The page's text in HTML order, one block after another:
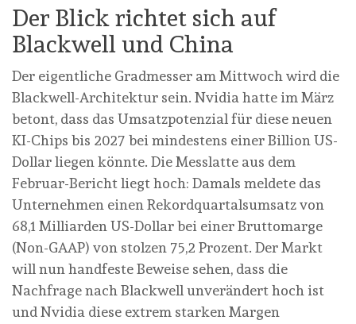
Der Blick richtet sich auf
Blackwell und China
Der eigentliche Gradmesser am Mittwoch wird die
Blackwell-Architektur sein. Nvidia hatte im März
betont, dass das Umsatzpotenzial für diese neuen
KI-Chips bis 2027 bei mindestens einer Billion US-
Dollar liegen könnte. Die Messlatte aus dem
Februar-Bericht liegt hoch: Damals meldete das
Unternehmen einen Rekordquartalsumsatz von
68,1 Milliarden US-Dollar bei einer Bruttomarge
(Non-GAAP) von stolzen 75,2 Prozent. Der Markt
will nun handfeste Beweise sehen, dass die
Nachfrage nach Blackwell unverändert hoch ist
und Nvidia diese extrem starken Margen